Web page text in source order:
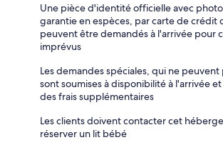
Une pièce d'identité officielle avec
garantie en espèces, par carte de crédit
peuvent être demandés à l'arrivée pour
imprévus
Les demandes spéciales, qui ne
sont soumises à disponibilité à l'arrivée
des frais supplémentaires
Les clients doivent contacter cet
réserver un lit bébé